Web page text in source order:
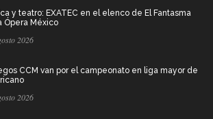
y teatro: EXATEC en el elenco de El Fantasma
Ópera México
2026
CCM van por el campeonato en liga mayor de
2026